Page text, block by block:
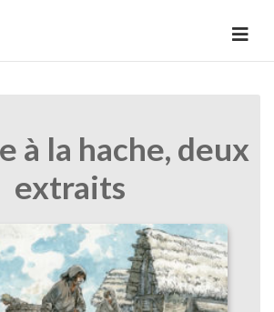
à la hache, deux
extraits